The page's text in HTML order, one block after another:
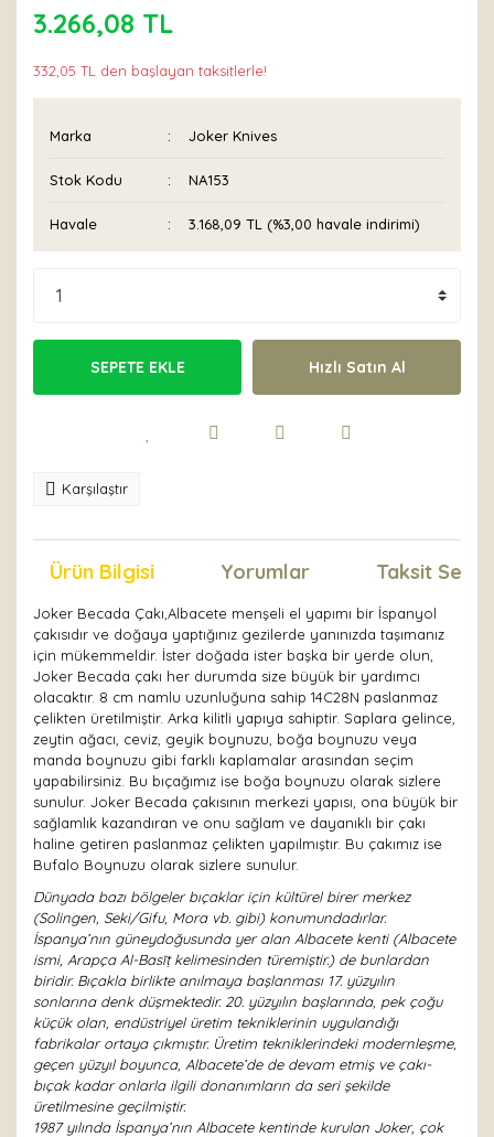
3.266,08 TL
332,05 TL den başlayan taksitlerle!
Marka Joker Knives
Stok Kodu NA153
Havale 3.168,09 TL (%3,00 havale indirimi)
SEPETE EKLE Hızlı Satın Al
Karşılaştır
Ürün Bilgisi Yorumlar Taksit
Joker Becada Çakı,Albacete menşeli el yapımı bir İspanyol
çakısıdır ve doğaya yaptığınız gezilerde yanınızda taşımanız
için mükemmeldir. İster doğada ister başka bir yerde olun,
Joker Becada çakı her durumda size büyük bir yardımcı
olacaktır. 8 cm namlu uzunluğuna sahip 14C28N paslanmaz
çelikten üretilmiştir. Arka kilitli yapıya sahiptir. Saplara gelince,
zeytin ağacı, ceviz, geyik boynuzu, boğa boynuzu veya
manda boynuzu gibi farklı kaplamalar arasından seçim
yapabilirsiniz. Bu bıçağımız ise boğa boynuzu olarak sizlere
sunulur. Joker Becada çakısının merkezi yapısı, ona büyük bir
sağlamlık kazandıran ve onu sağlam ve dayanıklı bir çakı
haline getiren paslanmaz çelikten yapılmıştır. Bu çakımız ise
Bufalo Boynuzu olarak sizlere sunulur.
Dünyada bazı bölgeler bıçaklar için kültürel birer merkez
(Solingen, Seki/Gifu, Mora vb. gibi) konumundadırlar.
İspanya’nın güneydoğusunda yer alan Albacete kenti (Albacete
ismi, Arapça Al-Basīṭ kelimesinden türemiştir.) de bunlardan
biridir. Bıçakla birlikte anılmaya başlanması 17. yüzyılın
sonlarına denk düşmektedir. 20. yüzyılın başlarında, pek çoğu
küçük olan, endüstriyel üretim tekniklerinin uygulandığı
fabrikalar ortaya çıkmıştır. Üretim tekniklerindeki modernleşme,
geçen yüzyıl boyunca, Albacete’de de devam etmiş ve çakı-
bıçak kadar onlarla ilgili donanımların da seri şekilde
üretilmesine geçilmiştir.
1987 yılında İspanya’nın Albacete kentinde kurulan Joker, çok